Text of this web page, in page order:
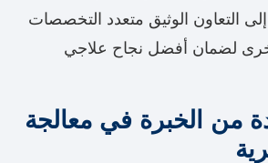
التعاون الوثيق متعدد التخصصات
لضمان أفضل نجاح علاجي
من الخبرة في معالجة